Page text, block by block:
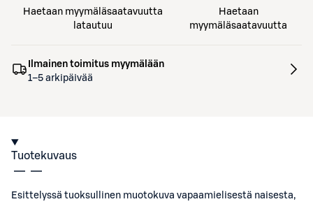
Haetaan myymäläsaatavuutta
latautuu
Haetaan
myymäläsaatavuutta
Ilmainen toimitus myymälään
1–5 arkipäivää
Tuotekuvaus
Esittelyssä tuoksullinen muotokuva vapaamielisestä naisesta,